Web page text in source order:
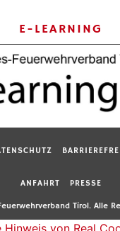
E-LEARNING
ANFAHRT PRESSE
Tirol. Alle